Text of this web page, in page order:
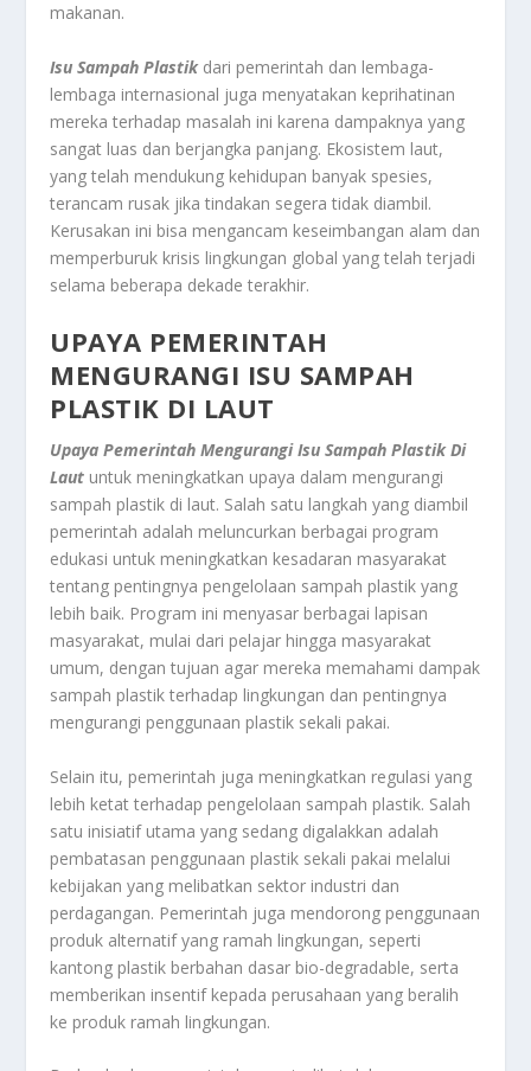
makanan.
Isu Sampah Plastik dari pemerintah dan lembaga-
lembaga internasional juga menyatakan keprihatinan
mereka terhadap masalah ini karena dampaknya yang
sangat luas dan berjangka panjang. Ekosistem laut,
yang telah mendukung kehidupan banyak spesies,
terancam rusak jika tindakan segera tidak diambil.
Kerusakan ini bisa mengancam keseimbangan alam dan
memperburuk krisis lingkungan global yang telah terjadi
selama beberapa dekade terakhir.
UPAYA PEMERINTAH
MENGURANGI ISU SAMPAH
PLASTIK DI LAUT
Upaya Pemerintah Mengurangi Isu Sampah Plastik Di
Laut untuk meningkatkan upaya dalam mengurangi
sampah plastik di laut. Salah satu langkah yang diambil
pemerintah adalah meluncurkan berbagai program
edukasi untuk meningkatkan kesadaran masyarakat
tentang pentingnya pengelolaan sampah plastik yang
lebih baik. Program ini menyasar berbagai lapisan
masyarakat, mulai dari pelajar hingga masyarakat
umum, dengan tujuan agar mereka memahami dampak
sampah plastik terhadap lingkungan dan pentingnya
mengurangi penggunaan plastik sekali pakai.
Selain itu, pemerintah juga meningkatkan regulasi yang
lebih ketat terhadap pengelolaan sampah plastik. Salah
satu inisiatif utama yang sedang digalakkan adalah
pembatasan penggunaan plastik sekali pakai melalui
kebijakan yang melibatkan sektor industri dan
perdagangan. Pemerintah juga mendorong penggunaan
produk alternatif yang ramah lingkungan, seperti
kantong plastik berbahan dasar bio-degradable, serta
memberikan insentif kepada perusahaan yang beralih
ke produk ramah lingkungan.